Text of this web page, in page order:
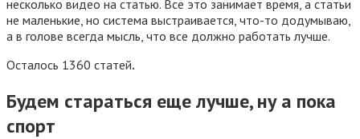
несколько видео на статью. Все это занимает время, а статьи
не маленькие, но система выстраивается, что-то додумываю,
а в голове всегда мысль, что все должно работать лучше.
Осталось 1360 статей.
Будем стараться еще лучше, ну а пока
спорт